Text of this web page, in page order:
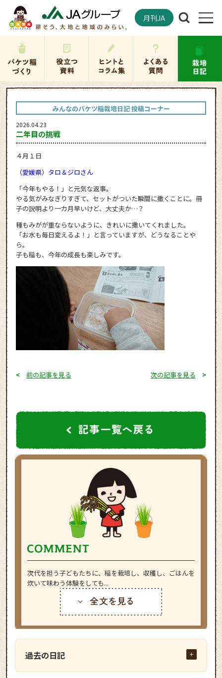
月刊JA
みんなのバケツ稲栽培日記 投稿コーナー
2026.04.23
二年目の挑戦
４月１日
（愛媛県）タロ＆ジロさん
「今年もやる！」と元気な返事。
やる気がみなぎりすぎて、セットがついた瞬間に撒くことに。冊
子の説明より一カ月早いけど、大丈夫か…？
種もみがが重ならないように、きれいに撒いてくれました。
「お水も毎日変えるよ！」と言っていますが、どうなることや
ら。
子も稲も、今年の成長も楽しみです。
< 前の記事を見る 次の記事を見る >
次代を担う子どもたちに、稲を栽培し、収穫し、ごはんを
炊いて味わう体験をしても...
過去の日記